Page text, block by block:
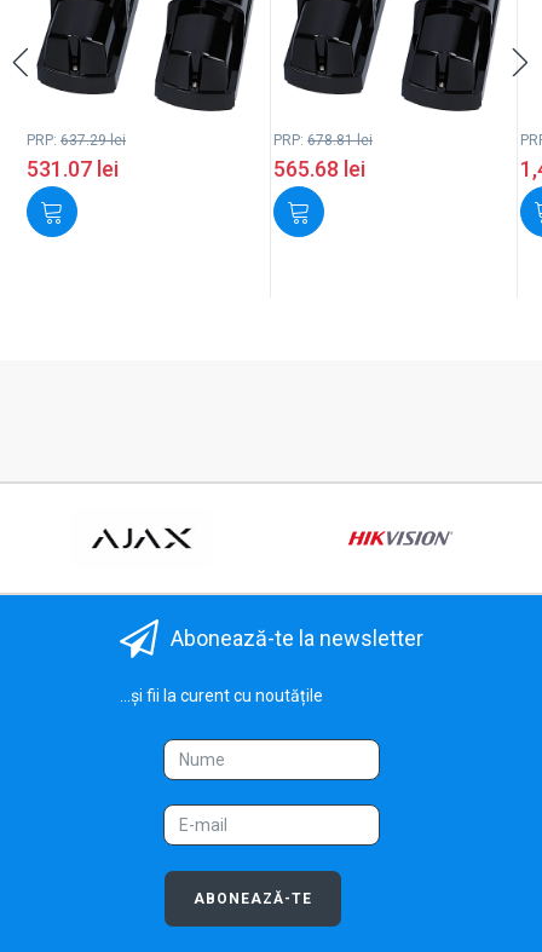
PRP: 637.29lei
531.07 lei
PRP: 678.81lei
565.68 lei
Abonează-te la newsletter
...și fii la curent cu noutățile
ABONEAZĂ-TE